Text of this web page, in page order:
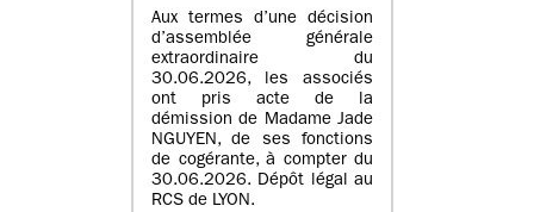
Aux termes d’une décision
d’assemblée générale
extraordinaire du
30.06.2026, les associés
ont pris acte de la
démission de Madame Jade
NGUYEN, de ses fonctions
de cogérante, à compter du
30.06.2026. Dépôt légal au
RCS de LYON.